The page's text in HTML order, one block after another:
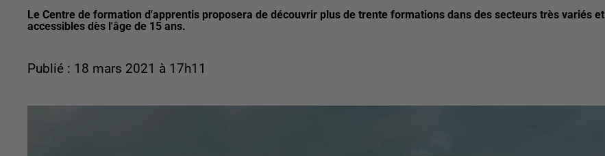
Le Centre de formation d'apprentis proposera de découvrir plus de trente formations dans des secteurs très variés et
accessibles dès l'âge de 15 ans.
Publié : 18 mars 2021 à 17h11